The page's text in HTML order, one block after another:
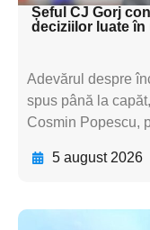
Șeful CJ Gorj
deciziilor luate
Adevărul despre
spus până la
Cosmin Popescu,
5 august 2026